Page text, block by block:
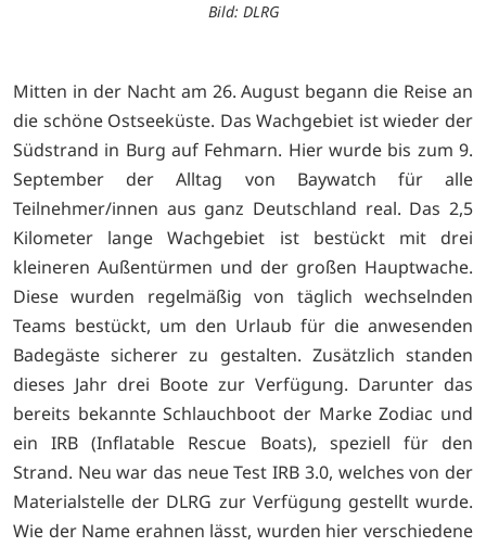
Bild: DLRG
Mitten in der Nacht am 26. August begann die Reise an
die schöne Ostseeküste. Das Wachgebiet ist wieder der
Südstrand in Burg auf Fehmarn. Hier wurde bis zum 9.
September der Alltag von Baywatch für alle
Teilnehmer/innen aus ganz Deutschland real. Das 2,5
Kilometer lange Wachgebiet ist bestückt mit drei
kleineren Außentürmen und der großen Hauptwache.
Diese wurden regelmäßig von täglich wechselnden
Teams bestückt, um den Urlaub für die anwesenden
Badegäste sicherer zu gestalten. Zusätzlich standen
dieses Jahr drei Boote zur Verfügung. Darunter das
bereits bekannte Schlauchboot der Marke Zodiac und
ein IRB (Inflatable Rescue Boats), speziell für den
Strand. Neu war das neue Test IRB 3.0, welches von der
Materialstelle der DLRG zur Verfügung gestellt wurde.
Wie der Name erahnen lässt, wurden hier verschiedene